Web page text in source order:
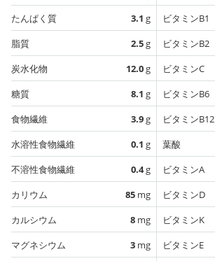
たんぱく質
3.1 g
脂質
2.5g
炭水化物
12.0g
糖質
8.1 g
食物繊維
3.9g
水溶性食物繊維
0.1 g
不溶性食物繊維
0.4g
カリウム
85 mg
カルシウム
8 mg
マグネシウム
3 mg
ビタミンB1
ビタミンB2
ビタミンC
ビタミンB6
ビタミンB12
葉酸
ビタミンA
ビタミンD
ビタミンK
ビタミンE